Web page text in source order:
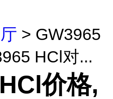
> GW3965
HCl对...
价格,